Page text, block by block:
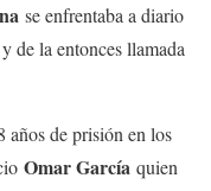
se enfrentaba a diario
de la entonces llamada
años de prisión en los
Omar García quien